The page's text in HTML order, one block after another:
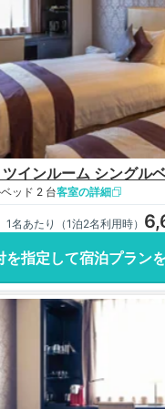
インルーム シングル
ッド 2 台客室の詳細
1名あたり（1泊2名利用時）
を指定して宿泊プラン